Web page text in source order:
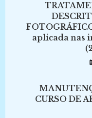
aplicada nas
CURSO DE